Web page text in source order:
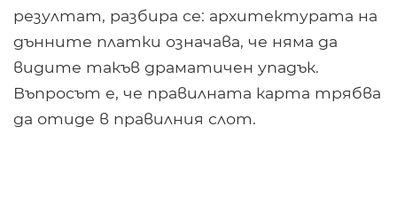
резултат, разбира се: архитектурата на
дънните платки означава, че няма да
видите такъв драматичен упадък.
Въпросът е, че правилната карта трябва
да отиде в правилния слот.